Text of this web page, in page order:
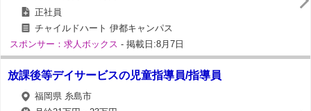
正社員
チャイルドハート 伊都キャンパス
スポンサー：求人ボックス - 掲載日:8月7日
放課後等デイサービスの児童指導員/指導員
福岡県 糸島市